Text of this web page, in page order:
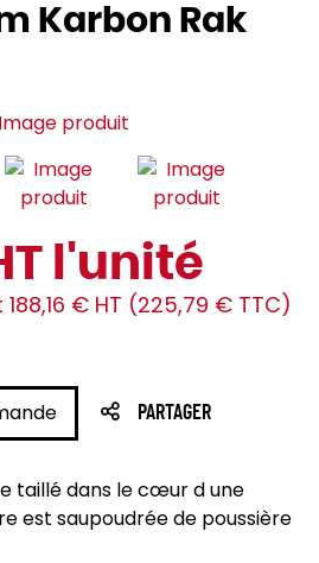
Karbon Rak
l'unité
€ HT (225,79 € TTC)
PARTAGER
taillé dans le cœur d une
est saupoudrée de poussière